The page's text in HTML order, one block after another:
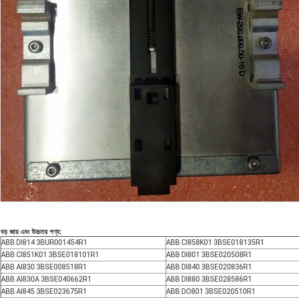
বড় জায় এবং উচ্চতর পণ্য:
ABB DI814 3BUR001454R1
ABB CI858K01 3BSE018135R1
ABB CI851K01 3BSE018101R1
ABB DI801 3BSE020508R1
ABB AI830 3BSE008518R1
ABB DI840 3BSE020836R1
ABB AI830A 3BSE040662R1
ABB DI880 3BSE028586R1
ABB AI845 3BSE023675R1
ABB DO801 3BSE020510R1